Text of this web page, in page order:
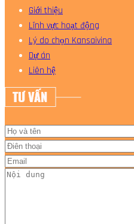
Giới thiệu
Lĩnh vực hoạt động
Lý do chọn Kansaivina
Dự án
Liên hệ